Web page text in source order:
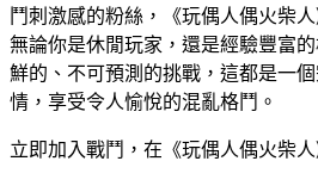
鬥刺激感的粉絲，《玩偶人偶火柴
無論你是休閒玩家，還是經驗豐富
鮮的、不可預測的挑戰，這都是一
情，享受令人愉悅的混亂格鬥。
立即加入戰鬥，在《玩偶人偶火柴